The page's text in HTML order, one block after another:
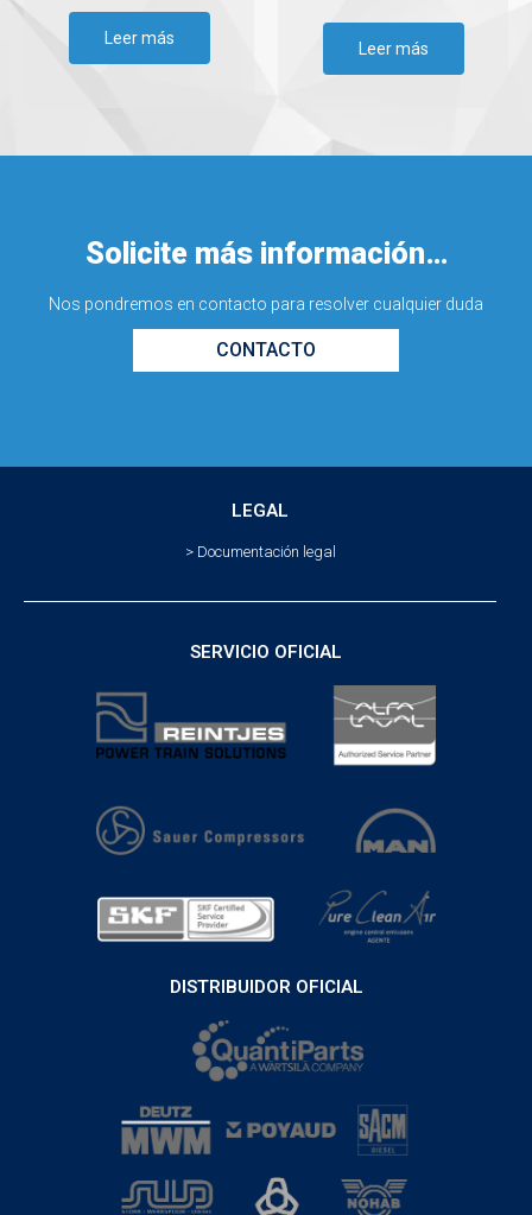
Leer más
Leer más
Solicite más información…
Nos pondremos en contacto para resolver cualquier duda
CONTACTO
LEGAL
> Documentación legal
SERVICIO OFICIAL
DISTRIBUIDOR OFICIAL